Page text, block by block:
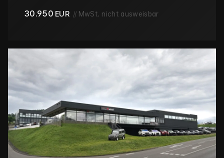
30.950 EUR // MwSt. nicht ausweisbar